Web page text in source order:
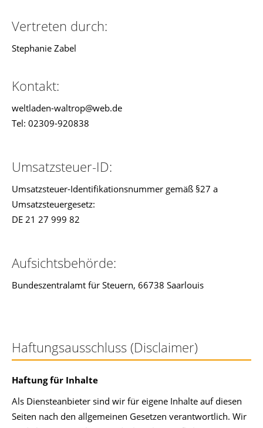
Vertreten durch:
Stephanie Zabel
Kontakt:
weltladen-waltrop@web.de
Tel: 02309-920838
Umsatzsteuer-ID:
Umsatzsteuer-Identifikationsnummer gemäß §27 a
Umsatzsteuergesetz:
DE 21 27 999 82
Aufsichtsbehörde:
Bundeszentralamt für Steuern, 66738 Saarlouis
Haftungsausschluss (Disclaimer)
Haftung für Inhalte
Als Diensteanbieter sind wir für eigene Inhalte auf diesen
Seiten nach den allgemeinen Gesetzen verantwortlich. Wir